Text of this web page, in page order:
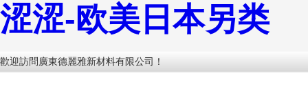
涩涩-欧美日本另类
歡迎訪問廣東德麗雅新材料有限公司！